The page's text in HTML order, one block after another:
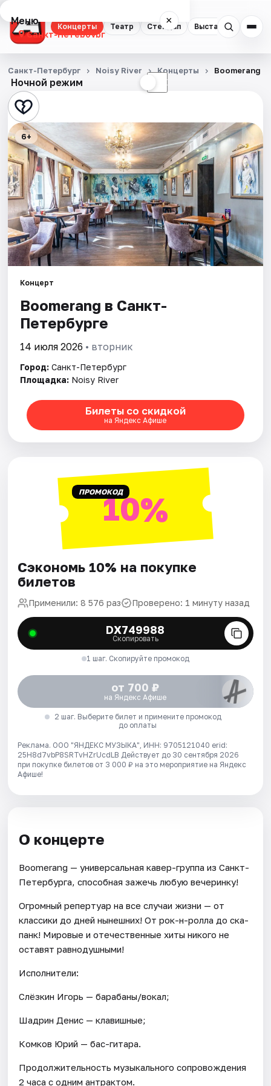
Концерты Театр Стендап Выставки
Меню ×
Санкт-Петербург
Концерты
Театр
Стендап
Выставки
Квесты
Экскурсии
Спорт
События
Города
Площадки
Рейтинги
Ночной режим ☾
Санкт-Петербург Noisy River Концерты Boomerang
6+
Концерт
Boomerang в Санкт-
Петербурге
14 июля 2026 • вторник
Город: Санкт-Петербург
Площадка: Noisy River
Билеты со скидкой
на Яндекс Афише
ПРОМОКОД10%
Сэкономь 10% на покупке
билетов
Применили: 8 576 раз Проверено: 1 минуту назад
DX749988
Скопировать
1 шаг. Скопируйте промокод
от 700 ₽
на Яндекс Афише
2 шаг. Выберите билет и примените промокод
до оплаты
Реклама. ООО "ЯНДЕКС МУЗЫКА", ИНН: 9705121040 erid:
25H8d7vbP8SRTvHZrUcdLB Действует до 30 сентября 2026
при покупке билетов от 3 000 ₽ на это мероприятие на Яндекс
Афише!
О концерте
Boomerang — универсальная кавер-группа из Санкт-
Петербурга, способная зажечь любую вечеринку!
Огромный репертуар на все случаи жизни — от
классики до дней нынешних! От рок-н-ролла до ска-
панк! Мировые и отечественные хиты никого не
оставят равнодушными!
Исполнители:
Слёзкин Игорь — барабаны/вокал;
Шадрин Денис — клавишные;
Комков Юрий — бас-гитара.
Продолжительность музыкального сопровождения
2 часа с одним антрактом.